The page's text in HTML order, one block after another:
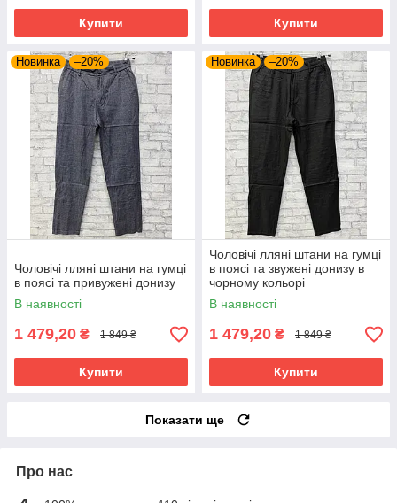
Купити Купити
Новинка –20%
Чоловічі лляні штани на гумці
в поясі та привужені донизу
В наявності
1 479,20 ₴ 1 849 ₴
Купити
Новинка –20%
Чоловічі лляні штани на гумці
в поясі та звужені донизу в
чорному кольорі
В наявності
1 479,20 ₴ 1 849 ₴
Купити
Показати ще
Про нас